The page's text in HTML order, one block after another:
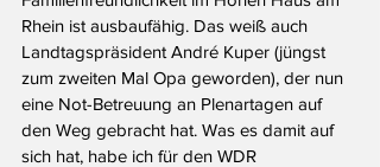
Rhein ist ausbaufähig. Das weiß auch
Landtagspräsident André Kuper (jüngst
zum zweiten Mal Opa geworden), der nun
eine Not-Betreuung an Plenartagen auf
den Weg gebracht hat. Was es damit auf
sich hat, habe ich für den WDR